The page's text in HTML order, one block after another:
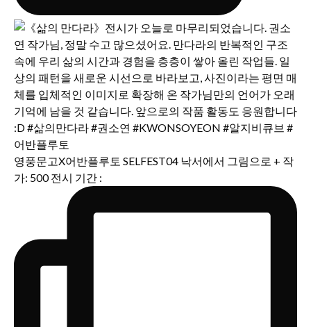
영풍문고X어반플루토 SELFEST04 낙서에서 그림으로 + 작
가: 500 전시 기간 :